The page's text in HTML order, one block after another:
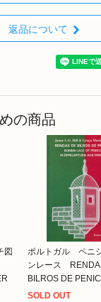
返品について
の商品
図
ポルトガル ペニ
ンレース
BILROS DE
SOLD OUT